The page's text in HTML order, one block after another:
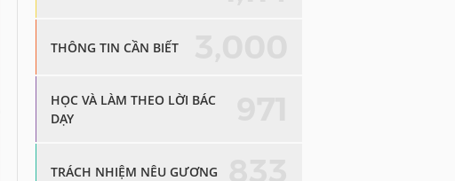
THÔNG TIN CẦN BIẾT
HỌC VÀ LÀM THEO LỜI BÁC
DẠY
TRÁCH NHIỆM NÊU GƯƠNG